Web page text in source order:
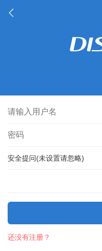
安全提问(未设置请忽略)
还没有注册？